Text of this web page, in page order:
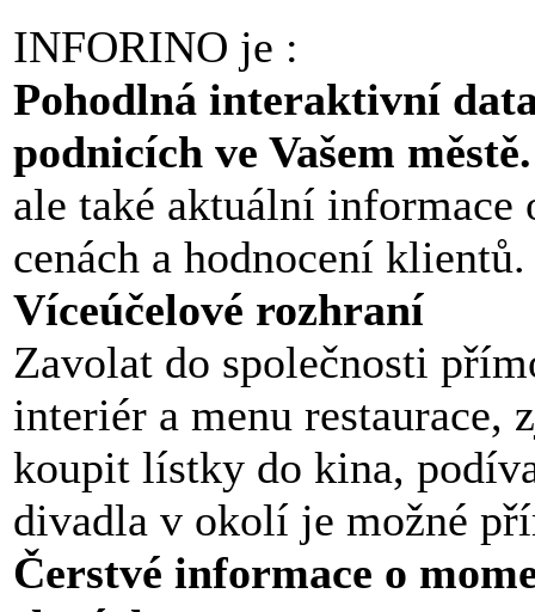
INFORINO je :
Pohodlná interaktivní
podnicích ve Vašem
ale také aktuální informace
cenách a hodnocení klientů.
Víceúčelové rozhraní
Zavolat do společnosti
interiér a menu
koupit lístky do kina,
divadla v okolí je možné
Čerstvé informace o